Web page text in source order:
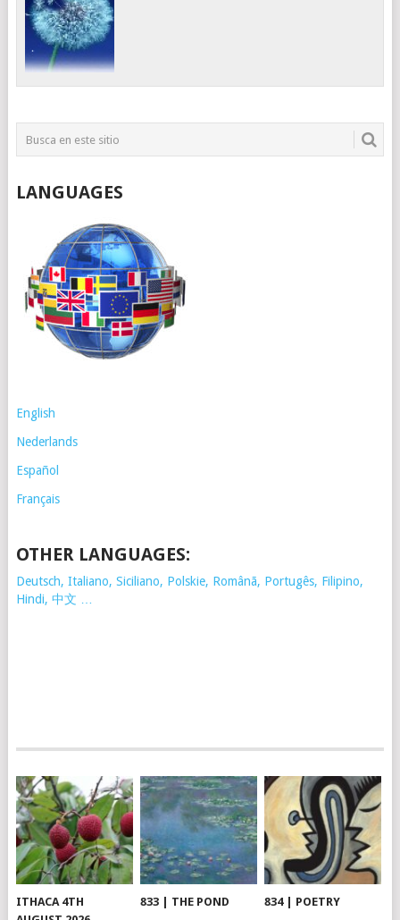
LANGUAGES
English
Nederlands
Español
Français
OTHER LANGUAGES:
Deutsch, Italiano, Siciliano, Polskie, Românã, Portugês, Filipino,
Hindi, 中文 …
ITHACA 4TH
833 | THE POND 834 | POETRY